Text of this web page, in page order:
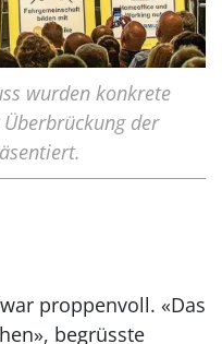
wurden konkrete
der
proppenvoll. «Das
begrüsste